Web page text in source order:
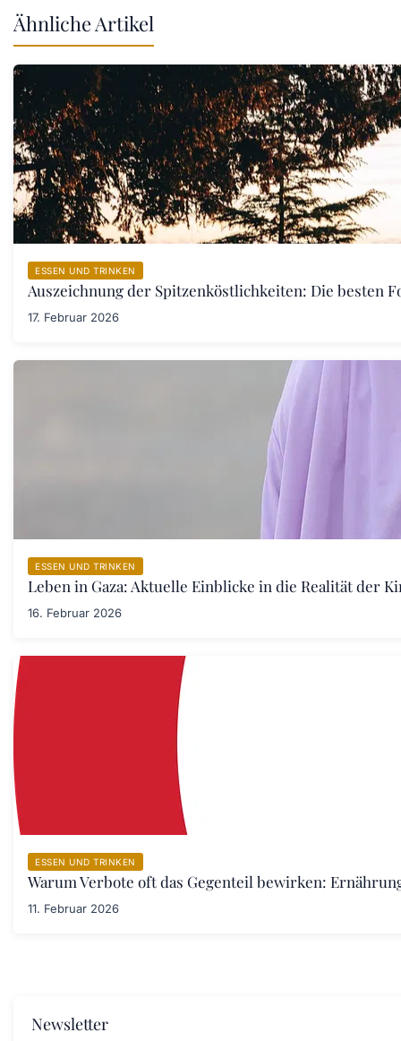
Ähnliche Artikel
ESSEN UND TRINKEN
Auszeichnung der Spitzenköstlichkeiten: Die besten
17. Februar 2026
ESSEN UND TRINKEN
Leben in Gaza: Aktuelle Einblicke in die Realität der
16. Februar 2026
ESSEN UND TRINKEN
Warum Verbote oft das Gegenteil bewirken:
11. Februar 2026
Newsletter